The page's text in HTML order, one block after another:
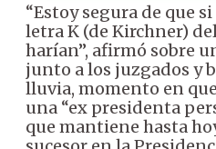
“Estoy segura de que
letra K (de Kirchner)
harían”, afirmó sobre
junto a los juzgados y
lluvia, momento en
una “ex presidenta
que mantiene hasta